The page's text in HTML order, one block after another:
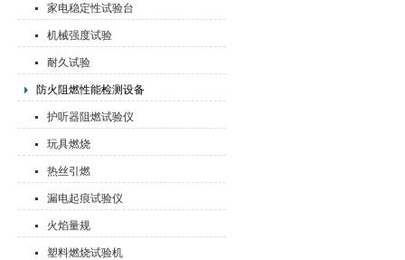
家电稳定性试验台
机械强度试验
耐久试验
防火阻燃性能检测设备
护听器阻燃试验仪
玩具燃烧
热丝引燃
漏电起痕试验仪
火焰量规
塑料燃烧试验机